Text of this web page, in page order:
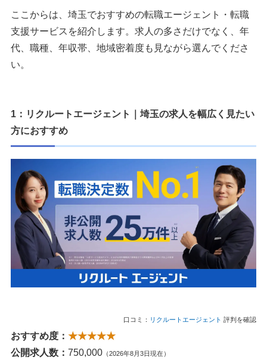
ここからは、埼玉でおすすめの転職エージェント・転職
支援サービスを紹介します。求人の多さだけでなく、年
代、職種、年収帯、地域密着度も見ながら選んでくださ
い。
1：リクルートエージェント｜埼玉の求人を幅広く見たい
方におすすめ
口コミ： リクルートエージェント 評判を確認
おすすめ度： ★★★★★
公開求人数： 750,000 （2026年8月3日現在）